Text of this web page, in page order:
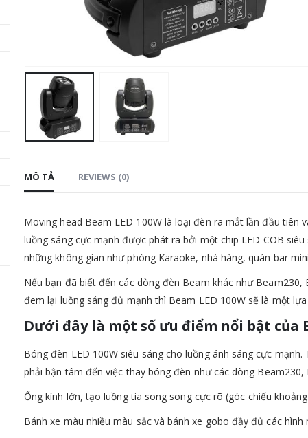
MÔ TẢ REVIEWS (0)
Moving head Beam LED 100W là loại đèn ra mắt lần đầu
luồng sáng cực mạnh được phát ra bởi một chip LED COB
những không gian như phòng Karaoke, nhà hàng, quán bar
Nếu bạn đã biết đến các dòng đèn Beam khác như
đem lại luồng sáng đủ mạnh thì Beam LED 100W sẽ là một
Dưới đây là một số ưu điểm nổi bật của
Bóng đèn LED 100W siêu sáng cho luồng ánh sáng cực
phải bận tâm đến việc thay bóng đèn như các dòng
Ống kính lớn, tạo luồng tia song song cực rõ (góc chiếu
Bánh xe màu nhiều màu sắc và bánh xe gobo đầy đủ các hình